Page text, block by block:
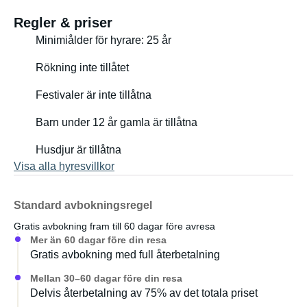
• Diskmedel, trasor, svamp
• 1x täcke, 2x kuddar, 2x filtar
• 1x campingbord, 2x campingstolar
• 1x campinglampa + 2x bärbara lampor (alla USB-
• Extra powerbank (1024Wh) med uttag och USB-portar
Lightning-kontakter
• Bluetooth-högtalare
• Första hjälpen-kit
𝗪𝗵𝘆 𝗲𝘅𝗮𝗰𝘁𝗹𝘆 𝘁𝗵𝗶𝘀 𝗰𝗮𝗺𝗽𝗲𝗿?
Det är inte bara ett fordon – det är ditt mobila hem som får
dig att känna dig bekväm var du än bor. Perfekt för att
utforska Norge i din egen takt och på dina egna villkor.
Regler & priser
Minimiålder för hyrare: 25 år
Rökning inte tillåtet
Festivaler är inte tillåtna
Barn under 12 år gamla är tillåtna
Husdjur är tillåtna
Visa alla hyresvillkor
Standard avbokningsregel
Gratis avbokning fram till 60 dagar före avresa
Mer än 60 dagar före din resa
Gratis avbokning med full återbetalning
Mellan 30–60 dagar före din resa
Delvis återbetalning av 75% av det totala priset